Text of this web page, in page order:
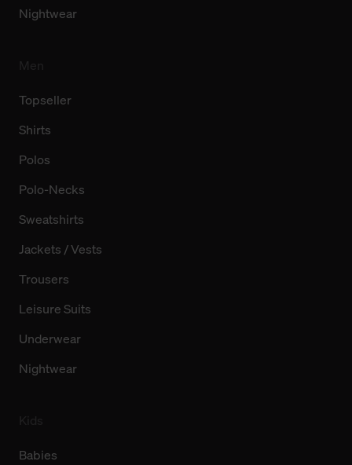
Nightwear
Topseller
Shirts
Polos
Polo-Necks
Sweatshirts
Jackets / Vests
Trousers
Leisure Suits
Underwear
Nightwear
Babies